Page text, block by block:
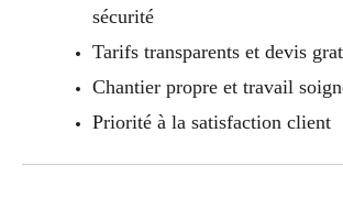
sécurité
Tarifs transparents et devis
Chantier propre et travail
Priorité à la satisfaction client